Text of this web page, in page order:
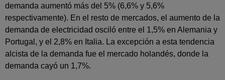
demanda aumentó más del 5% (6,6% y 5,6%
respectivamente). En el resto de mercados, el aumento de la
demanda de electricidad osciló entre el 1,5% en Alemania y
Portugal, y el 2,8% en Italia. La excepción a esta tendencia
alcista de la demanda fue el mercado holandés, donde la
demanda cayó un 1,7%.